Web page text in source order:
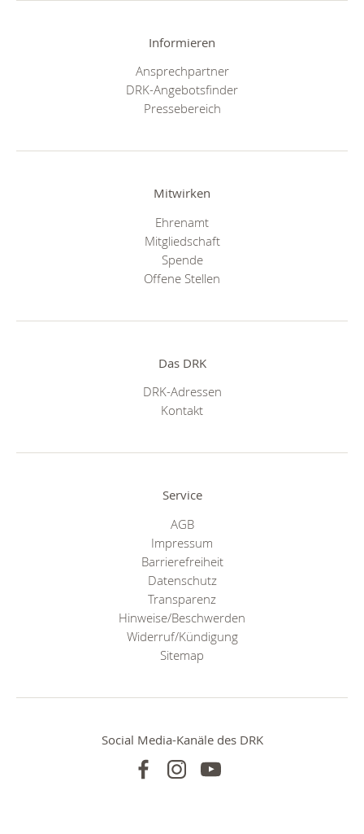
Informieren
Ansprechpartner
DRK-Angebotsfinder
Pressebereich
Mitwirken
Ehrenamt
Mitgliedschaft
Spende
Offene Stellen
Das DRK
DRK-Adressen
Kontakt
Service
AGB
Impressum
Barrierefreiheit
Datenschutz
Transparenz
Hinweise/Beschwerden
Widerruf/Kündigung
Sitemap
Social Media-Kanäle des DRK